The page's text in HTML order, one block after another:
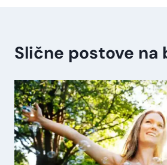
Slične postove na